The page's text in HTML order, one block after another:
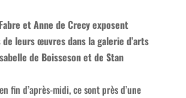
et Anne de Crecy exposent
leurs œuvres dans la galerie d’arts
de Boisseson et de Stan
fin d’après-midi, ce sont près d’une